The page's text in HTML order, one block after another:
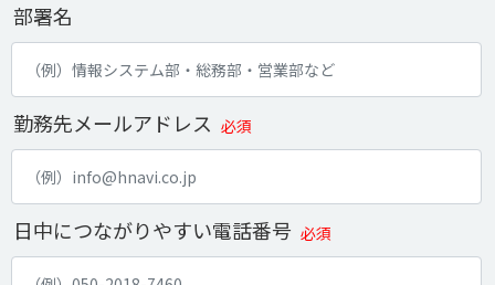
部署名
勤務先メールアドレス 必須
日中につながりやすい電話番号 必須